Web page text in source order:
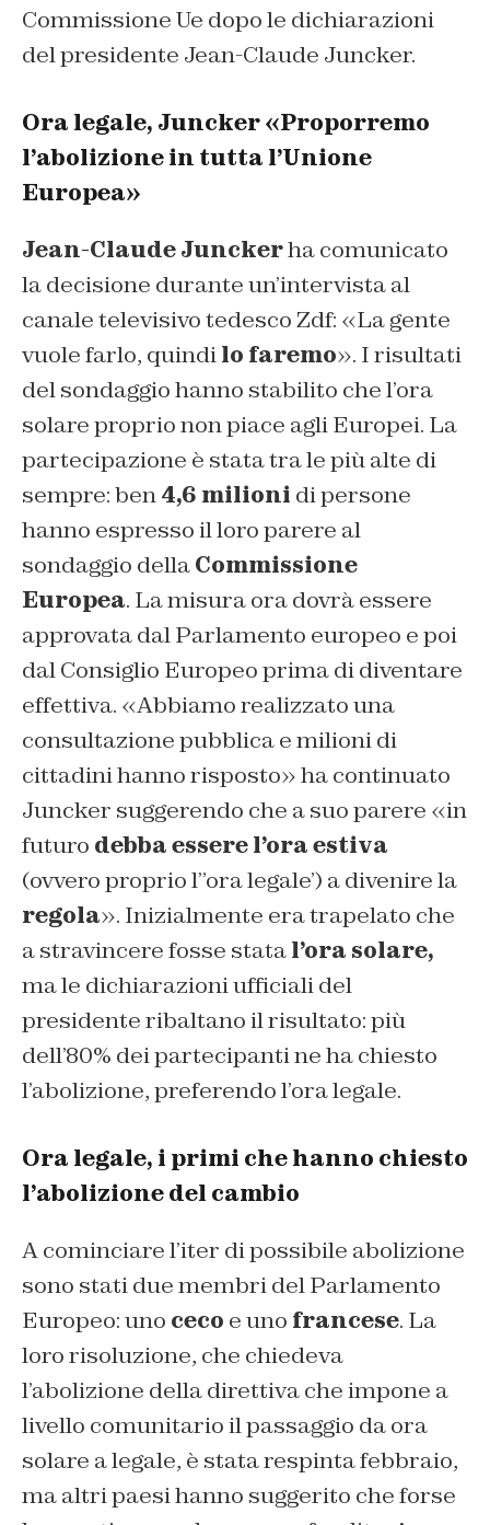
Commissione Ue dopo le dichiarazioni
del presidente Jean-Claude Juncker.
Ora legale, Juncker «Proporremo
l’abolizione in tutta l’Unione
Europea»
Jean-Claude Junckerha comunicato
la decisione duranteun’intervista al
canale televisivo tedescoZdf: «La gente
vuole farlo, quindilo faremo». I risultati
del sondaggio hanno stabilito che l’ora
solare proprio non piace agli Europei. La
partecipazione è stata tra le più alte di
sempre: ben4,6 milioni di persone
hanno espresso il loro parere al
sondaggio dellaCommissione
Europea. La misura ora dovrà essere
approvata dal Parlamento europeo e poi
dal Consiglio Europeo prima di diventare
effettiva. «Abbiamo realizzato una
consultazione pubblica e milioni di
cittadini hanno risposto» ha continuato
Juncker suggerendo che a suo parere «in
futuro debba essere l’ora estiva
(ovvero proprio l”ora legale’) a divenire la
regola». Inizialmente era trapelato che
a stravincere fosse statal’ora solare,
ma le dichiarazioni ufficiali del
presidente ribaltano il risultato: più
dell’80% dei partecipanti ne ha chiesto
l’abolizione, preferendo l’ora legale.
Ora legale, i primi che hanno chiesto
l’abolizione del cambio
A cominciare l’iter di possibile abolizione
sono stati due membri del Parlamento
Europeo: uno ceco e uno francese. La
loro risoluzione, che chiedeva
l’abolizione della direttiva che impone a
livello comunitario il passaggio da ora
solare a legale, è stata respinta febbraio,
ma altri paesi hanno suggerito che forse